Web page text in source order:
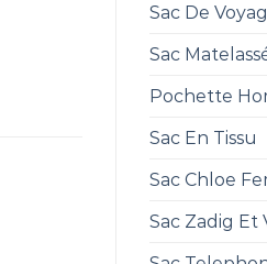
Sac De
Sac
Pochette
Sac En Tissu
Sac Chloe
Sac Zadig Et